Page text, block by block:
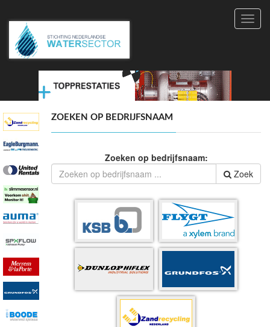
ZOEKEN OP BEDRIJFSNAAM
Zoeken op bedrijfsnaam:
Zoek